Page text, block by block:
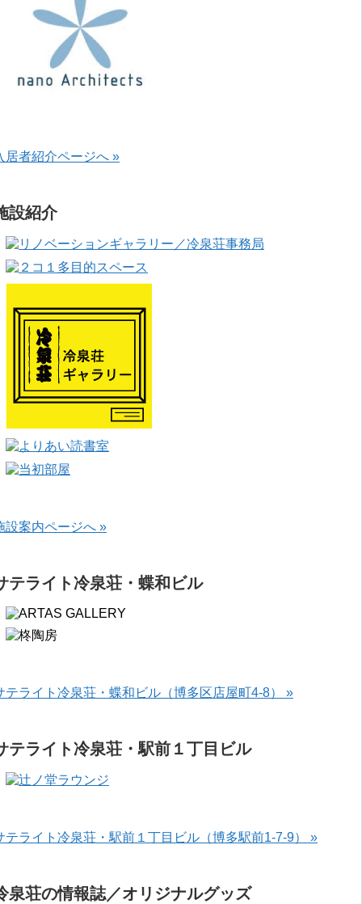
居者紹介ページへ »
設紹介
設案内ページへ »
テライト冷泉荘・蝶和ビル
テライト冷泉荘・蝶和ビル（博多区店屋町4-8） »
テライト冷泉荘・駅前１丁目ビル
テライト冷泉荘・駅前１丁目ビル（博多駅前1-7-9） »
泉荘の情報誌／オリジナルグッズ